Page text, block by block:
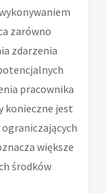
zarówno
zdarzenia
pracownika
konieczne jest
większe
środków